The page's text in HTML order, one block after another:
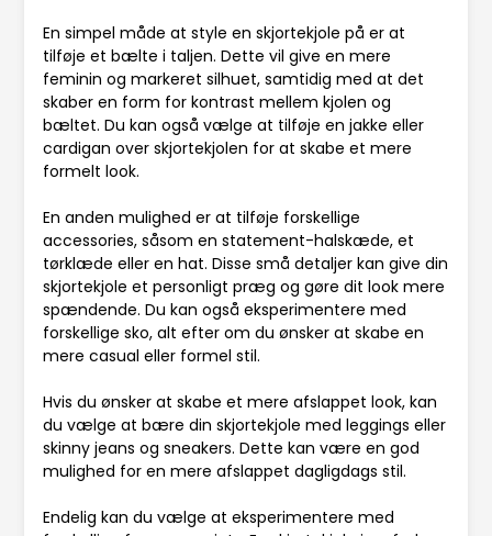
En simpel måde at style en skjortekjole på er at
tilføje et bælte i taljen. Dette vil give en mere
feminin og markeret silhuet, samtidig med at det
skaber en form for kontrast mellem kjolen og
bæltet. Du kan også vælge at tilføje en jakke eller
cardigan over skjortekjolen for at skabe et mere
formelt look.
En anden mulighed er at tilføje forskellige
accessories, såsom en statement-halskæde, et
tørklæde eller en hat. Disse små detaljer kan give din
skjortekjole et personligt præg og gøre dit look mere
spændende. Du kan også eksperimentere med
forskellige sko, alt efter om du ønsker at skabe en
mere casual eller formel stil.
Hvis du ønsker at skabe et mere afslappet look, kan
du vælge at bære din skjortekjole med leggings eller
skinny jeans og sneakers. Dette kan være en god
mulighed for en mere afslappet dagligdags stil.
Endelig kan du vælge at eksperimentere med